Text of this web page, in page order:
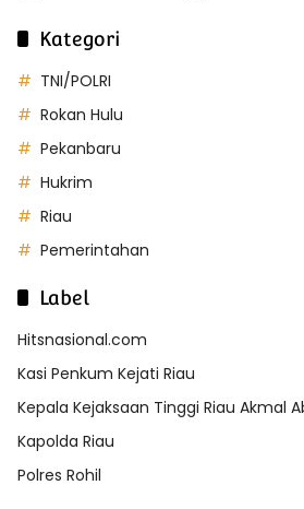
Kategori
TNI/POLRI
Rokan Hulu
Pekanbaru
Hukrim
Riau
Pemerintahan
Label
Hitsnasional.com
Kasi Penkum Kejati Riau
Kepala Kejaksaan Tinggi Riau Akmal
Kapolda Riau
Polres Rohil